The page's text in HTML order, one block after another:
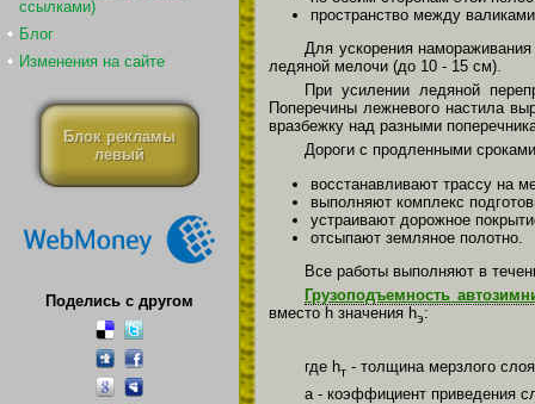
ссылками)
Блог
Изменения на сайте
Блок рекламы
левый
Поделись с другом
пространство между
Для ускорения
ледяной мелочи (до 10 - 15 см).
При усилении ледяной
Поперечины лежневого настила
вразбежку над разными
Дороги с продленными
восстанавливают трассу на
выполняют комплекс
устраивают дорожное
отсыпают земляное полотно.
Все работы выполняют в
Грузоподъемность
вместо h значения hэ:
где hт - толщина мерзлого
а - коэффициент приведения